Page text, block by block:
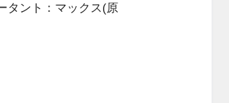
タント：マックス(原